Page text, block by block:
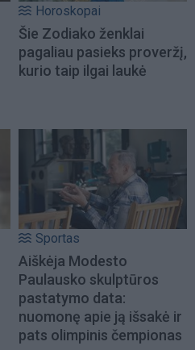
Horoskopai
Šie Zodiako ženklai
pagaliau pasieks proveržį,
kurio taip ilgai laukė
Sportas
Aiškėja Modesto
Paulausko skulptūros
pastatymo data:
nuomonę apie ją išsakė ir
pats olimpinis čempionas